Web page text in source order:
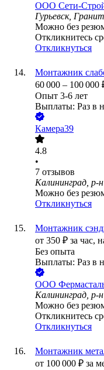
ООО Сети-
Гурьевск,
Можно без
Откликнитесь
Откликнуться
Монтажник
60 000 – 100 000
Опыт 3-6 лет
Выплаты: Раз в
Камера39
4.8
•
7 отзывов
Калининград, р-
Можно без
Откликнуться
Монтажник
от 350 ₽ за час,
Без опыта
Выплаты: Раз в
ООО
Калининград, р-
Можно без
Откликнитесь
Откликнуться
Монтажник
от 100 000 ₽ за